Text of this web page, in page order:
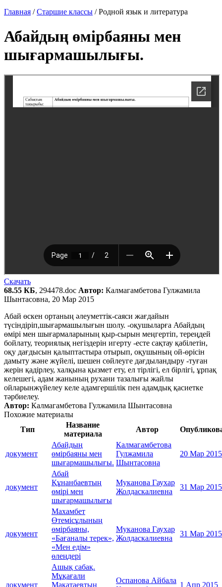
Главная /Старшие классы /Родной язык и литература
Абайдың өмірбаяны мен
шығармашылығы.
Скачать
68.55 КБ, 294478.doc Автор: Калмагамбетова Гулжамила
Шынтасовна, 20 Мар 2015
Абай өскен ортаның әлеуметтік-саяси жағдайын
түсіндіріп,шығармашылығын шолу. -оқушыларға Абайдың
өмірі мен шығармаларының қыр-сырын меңгертіп, тереңдей
бойлату, теориялық негіздерін игерту -есте сақтау қабілетін,
оқу дағдысын қалыптастыра отырып, оқушының ой-өрісін
дамыту және жүйелі, шешен сөйлеуге дағдыландыру -туған
жерін қадірлеу, халқына қызмет ету, ел тірлігі, ел бірлігі, ұрпақ
келешегі, адам жанының рухани тазалығы жайлы
ойларынжүйелеу келе адамгершілік пен адамдық қасиетке
тәрбиелеу.
Автор: Калмагамбетова Гулжамила Шынтасовна
Похожие материалы
Тип
Название
материала
Автор
документ
Абайдың
өмірбаяны мен
шығармашылығы.
Калмагамбетова
Гулжамила
Шынтасовна
20 Мар 2015
документ
Абай
Құнанбаевтың
өмірі мен
шығармашылығы
Муканова Гаухар
Жолдаскалиевна
31 Мар 2015
документ
Махамбет
Өтемісұлының
өмірбаяны,
«Бағаналы терек»,
«Мен едім»
өлеңдері
Муканова Гаухар
Жолдаскалиевна
31 Мар 2015
документ
Ашық сабақ.
Мұқағали
Мақатаевтың
Оспанова Айбала
1 Апр 2015